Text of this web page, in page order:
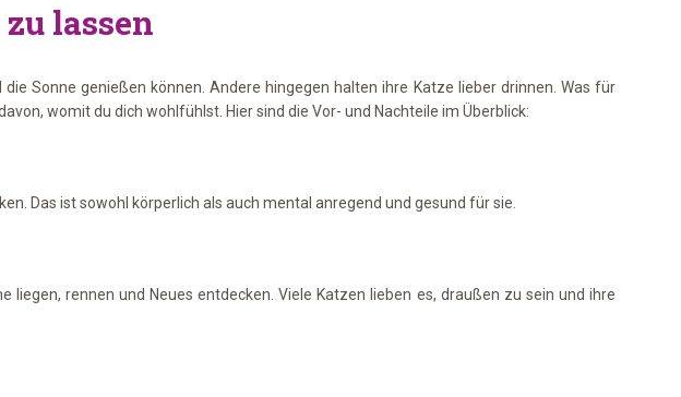
lassen
Sonne genießen können. Andere hingegen halten ihre Katze lieber drinnen. Was für
womit du dich wohlfühlst. Hier sind die Vor- und Nachteile im Überblick:
Das ist sowohl körperlich als auch mental anregend und gesund für sie.
rennen und Neues entdecken. Viele Katzen lieben es, draußen zu sein und ihre